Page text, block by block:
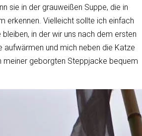
sie in der grauweißen Suppe, die in
erkennen. Vielleicht sollte ich einfach
in der wir uns nach dem ersten
aufwärmen und mich neben die Katze
meiner geborgten Steppjacke bequem